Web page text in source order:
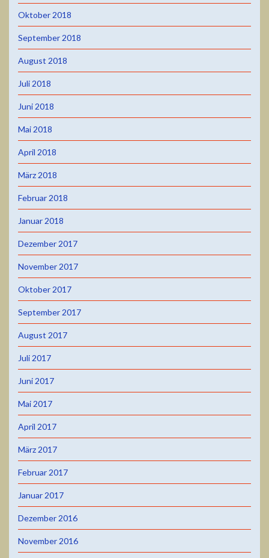
Oktober 2018
September 2018
August 2018
Juli 2018
Juni 2018
Mai 2018
April 2018
März 2018
Februar 2018
Januar 2018
Dezember 2017
November 2017
Oktober 2017
September 2017
August 2017
Juli 2017
Juni 2017
Mai 2017
April 2017
März 2017
Februar 2017
Januar 2017
Dezember 2016
November 2016